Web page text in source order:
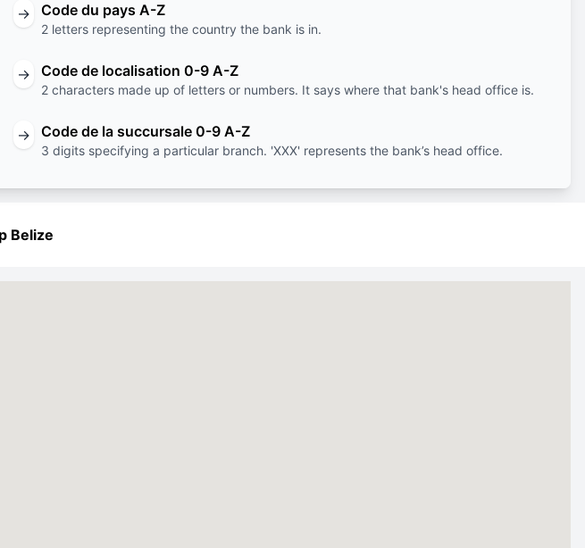
→ Code du pays A-Z
2 letters representing the country the bank is in.
→ Code de localisation 0-9 A-Z
2 characters made up of letters or numbers. It says where that bank's head office is.
→ Code de la succursale 0-9 A-Z
3 digits specifying a particular branch. 'XXX' represents the bank’s head office.
Belize